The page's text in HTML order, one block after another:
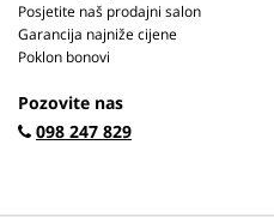
Posjetite naš prodajni salon
Garancija najniže cijene
Poklon bonovi
Pozovite nas
098 247 829